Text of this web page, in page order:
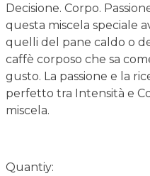
Decisione. Corpo.
questa miscela speciale
quelli del pane caldo o
caffè corposo che sa
gusto. La passione e la
perfetto tra Intensità e
miscela.
Quantiy: